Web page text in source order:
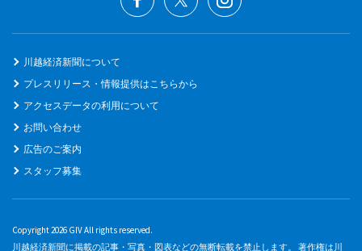
川越経済新聞について
プレスリリース・情報提供はこちらから
アクセスデータの利用について
お問い合わせ
広告のご案内
スタッフ募集
Copyright 2026 GIV All rights reserved.
川越経済新聞に掲載の記事・写真・図表などの無断転載を禁止します。 著作権は川